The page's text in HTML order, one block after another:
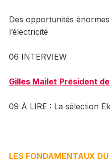
Des opportunités
l’électricité
06 INTERVIEW
Gilles Mailet Président de
09 À LIRE : La sélection
LES FONDAMENTAUX